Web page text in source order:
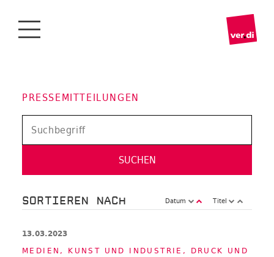
PRESSEMITTEILUNGEN
SORTIEREN NACH Datum Titel
13.03.2023
ME­DIEN, KUNST UND IN­DUS­TRIE ,
DRUCK UND